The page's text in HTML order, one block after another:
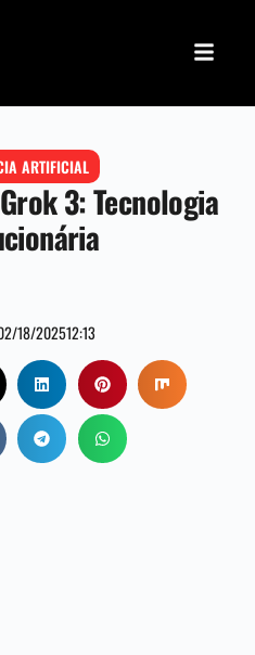
ARTIFICIAL
3: Tecnologia
18/202512:13